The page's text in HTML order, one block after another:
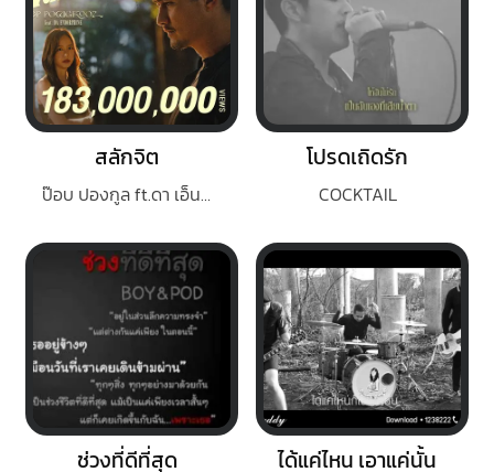
สลักจิต
ป๊อบ ปองกูล ft.ดา เอ็นโดรฟิน
โปรดเถิดรัก
COCKTAIL
ช่วงที่ดีที่สุด ได้แค่ไหน เอาแค่นั้น